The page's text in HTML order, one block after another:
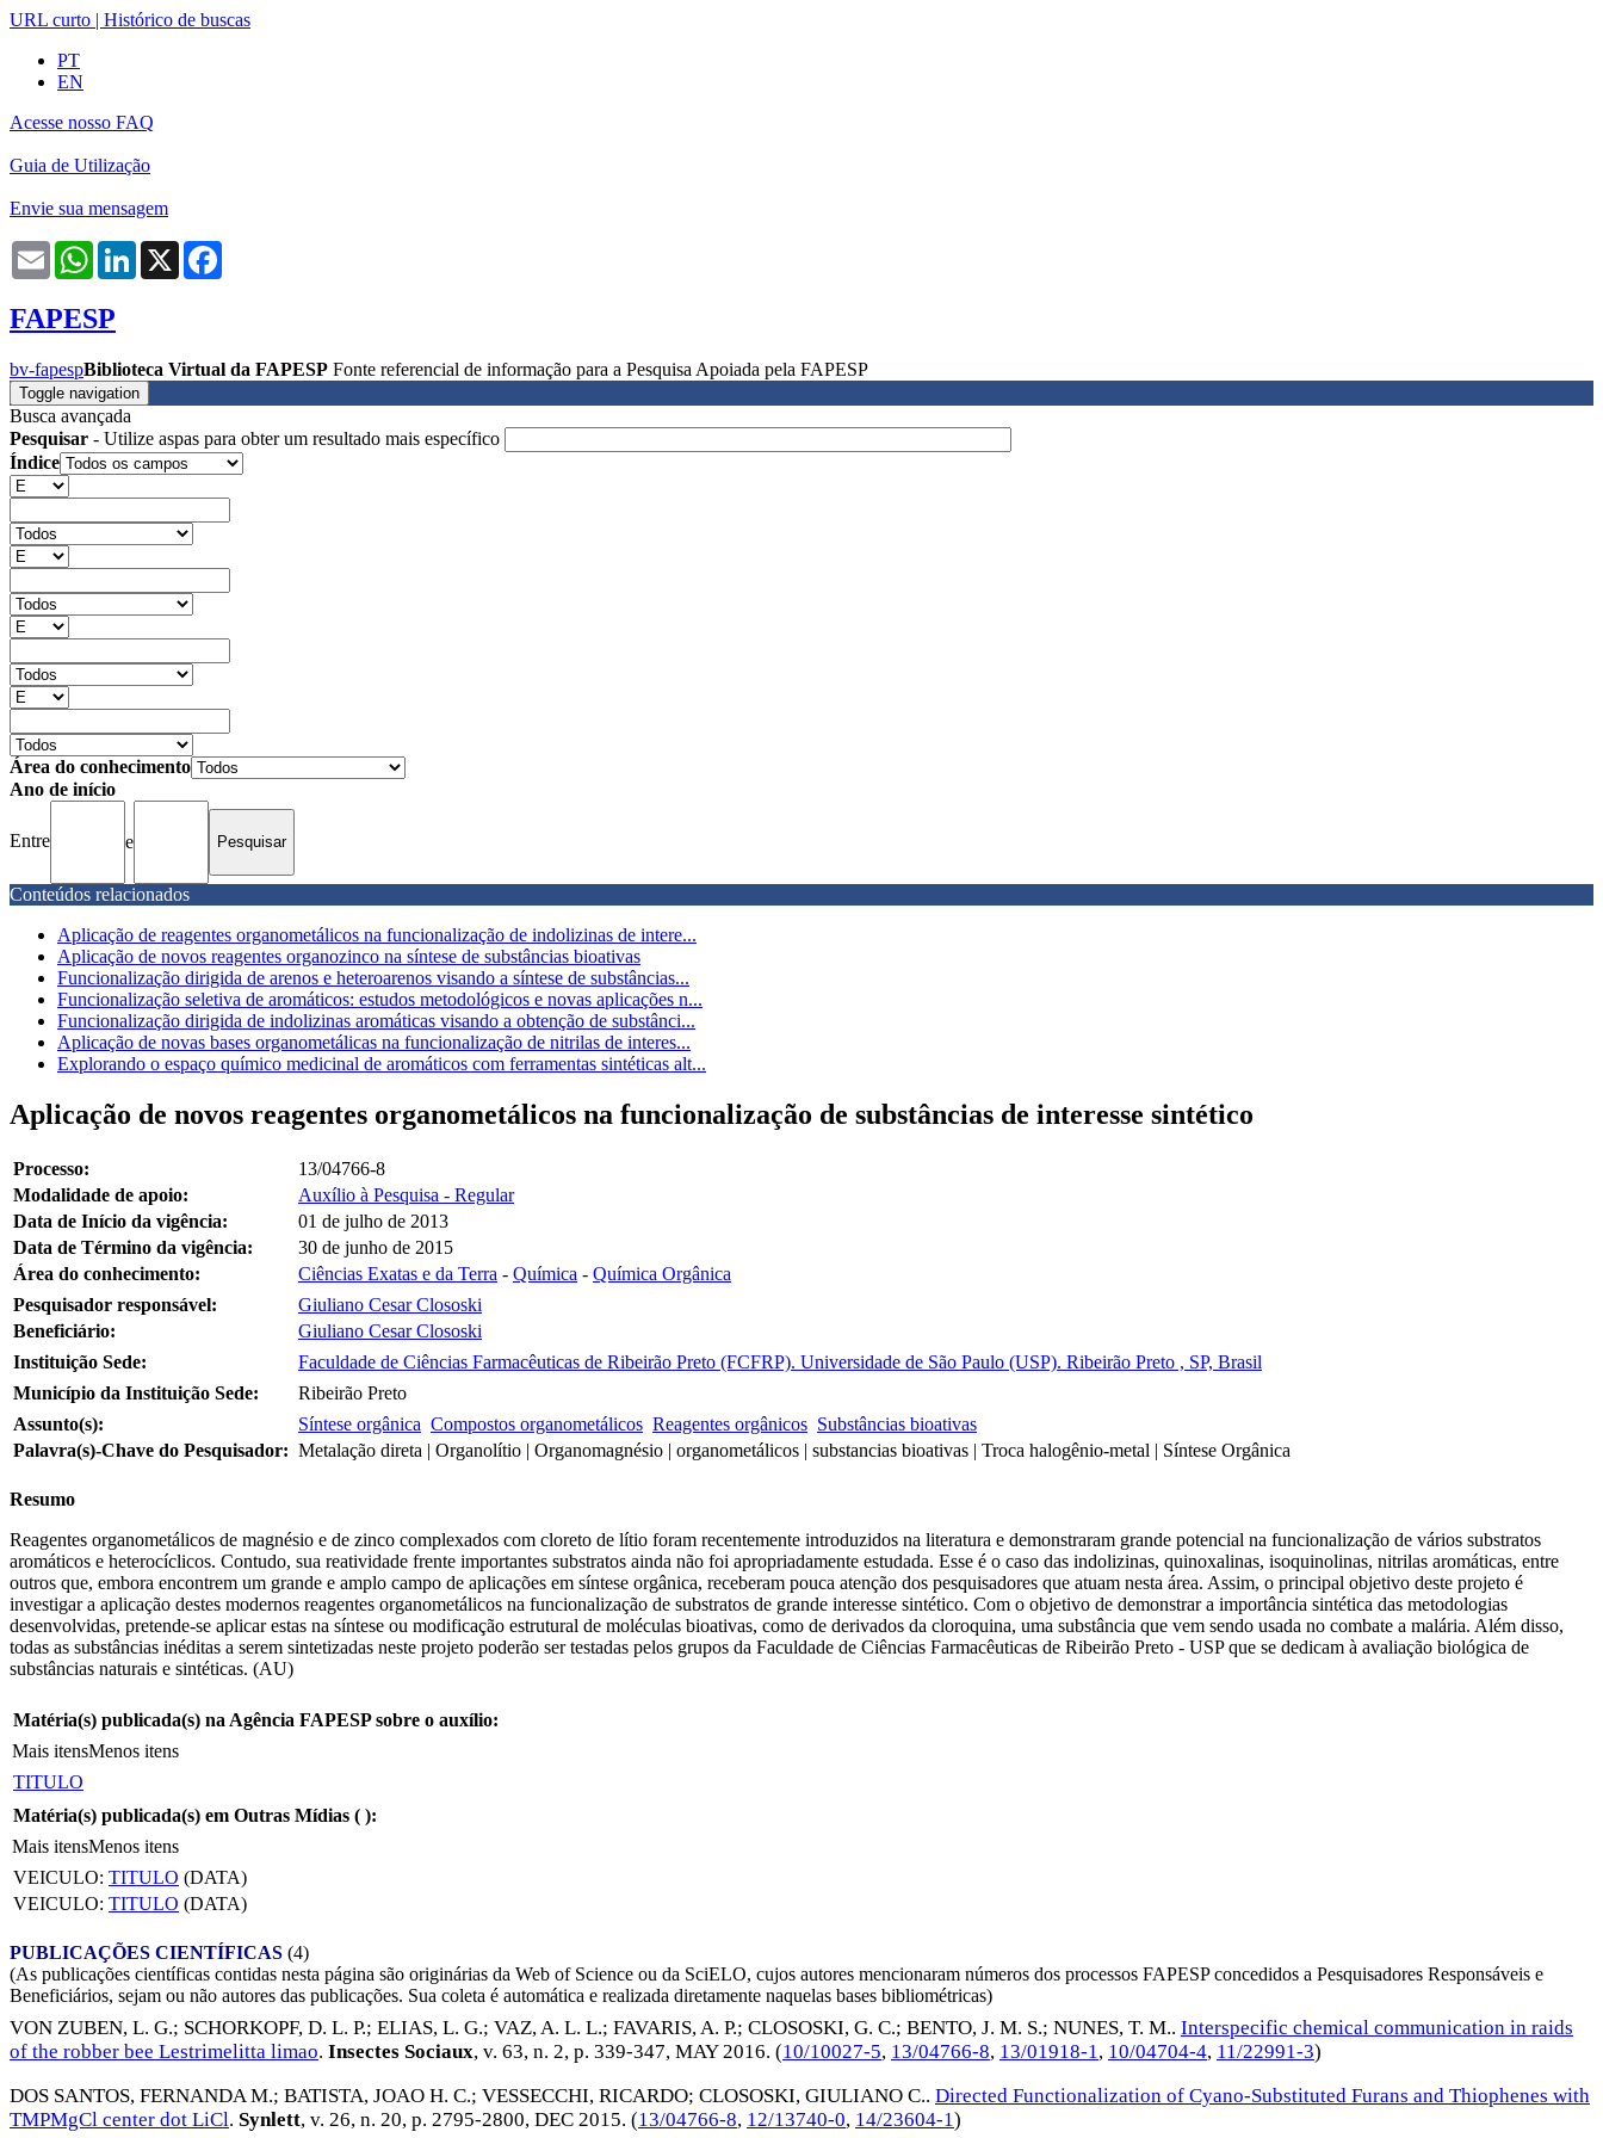
URL curto | Histórico de buscas
PT
EN
Acesse nosso FAQ
Guia de Utilização
Envie sua mensagem
Email WhatsAppLinkedIn
X
FAPESP
bv-fapespBiblioteca Virtual da FAPESP Fonte referencial de informação para a Pesquisa Apoiada pela FAPESP
Toggle navigation
Busca avançada
Pesquisar - Utilize aspas para obter um resultado mais específico
Índice
Área do conhecimento
Ano de início
Entre e
Conteúdos relacionados
Aplicação de reagentes organometálicos na funcionalização de indolizinas de intere...
Aplicação de novos reagentes organozinco na síntese de substâncias bioativas
Funcionalização dirigida de arenos e heteroarenos visando a síntese de substâncias...
Funcionalização seletiva de aromáticos: estudos metodológicos e novas aplicações n...
Funcionalização dirigida de indolizinas aromáticas visando a obtenção de substânci...
Aplicação de novas bases organometálicas na funcionalização de nitrilas de interes...
Explorando o espaço químico medicinal de aromáticos com ferramentas sintéticas alt...
Aplicação de novos reagentes organometálicos na funcionalização de substâncias de interesse sintético
Processo:
13/04766-8
Modalidade de apoio:
Auxílio à Pesquisa - Regular
Data de Início da vigência:
01 de julho de 2013
Data de Término da vigência:
30 de junho de 2015
Área do conhecimento:
Ciências Exatas e da Terra - Química - Química Orgânica
Pesquisador responsável:
Giuliano Cesar Clososki
Beneficiário:
Giuliano Cesar Clososki
Instituição Sede:
Faculdade de Ciências Farmacêuticas de Ribeirão Preto (FCFRP). Universidade de São Paulo (USP). Ribeirão Preto , SP, Brasil
Município da Instituição Sede:
Ribeirão Preto
Assunto(s):
Síntese orgânica Compostos organometálicos Reagentes orgânicos Substâncias bioativas
Palavra(s)-Chave do Pesquisador: Metalação direta | Organolítio | Organomagnésio | organometálicos | substancias bioativas | Troca halogênio-metal | Síntese Orgânica
Resumo
Reagentes organometálicos de magnésio e de zinco complexados com cloreto de lítio foram recentemente introduzidos na literatura e demonstraram grande potencial na funcionalização de vários substratos
aromáticos e heterocíclicos. Contudo, sua reatividade frente importantes substratos ainda não foi apropriadamente estudada. Esse é o caso das indolizinas, quinoxalinas, isoquinolinas, nitrilas aromáticas, entre
outros que, embora encontrem um grande e amplo campo de aplicações em síntese orgânica, receberam pouca atenção dos pesquisadores que atuam nesta área. Assim, o principal objetivo deste projeto é
investigar a aplicação destes modernos reagentes organometálicos na funcionalização de substratos de grande interesse sintético. Com o objetivo de demonstrar a importância sintética das metodologias
desenvolvidas, pretende-se aplicar estas na síntese ou modificação estrutural de moléculas bioativas, como de derivados da cloroquina, uma substância que vem sendo usada no combate a malária. Além disso,
todas as substâncias inéditas a serem sintetizadas neste projeto poderão ser testadas pelos grupos da Faculdade de Ciências Farmacêuticas de Ribeirão Preto - USP que se dedicam à avaliação biológica de
substâncias naturais e sintéticas. (AU)
Matéria(s) publicada(s) na Agência FAPESP sobre o auxílio:
Mais itensMenos itens
TITULO
Matéria(s) publicada(s) em Outras Mídias ( ):
Mais itensMenos itens
VEICULO: TITULO (DATA)
VEICULO: TITULO (DATA)
PUBLICAÇÕES CIENTÍFICAS (4)
(As publicações científicas contidas nesta página são originárias da Web of Science ou da SciELO, cujos autores mencionaram números dos processos FAPESP concedidos a Pesquisadores Responsáveis e
Beneficiários, sejam ou não autores das publicações. Sua coleta é automática e realizada diretamente naquelas bases bibliométricas)
VON ZUBEN, L. G.; SCHORKOPF, D. L. P.; ELIAS, L. G.; VAZ, A. L. L.; FAVARIS, A. P.; CLOSOSKI, G. C.; BENTO, J. M. S.; NUNES, T. M.. Interspecific chemical communication in raids
of the robber bee Lestrimelitta limao. Insectes Sociaux, v. 63, n. 2, p. 339-347, MAY 2016. (10/10027-5, 13/04766-8, 13/01918-1, 10/04704-4, 11/22991-3)
DOS SANTOS, FERNANDA M.; BATISTA, JOAO H. C.; VESSECCHI, RICARDO; CLOSOSKI, GIULIANO C.. Directed Functionalization of Cyano-Substituted Furans and Thiophenes with
TMPMgCl center dot LiCl. Synlett, v. 26, n. 20, p. 2795-2800, DEC 2015. (13/04766-8, 12/13740-0, 14/23604-1)